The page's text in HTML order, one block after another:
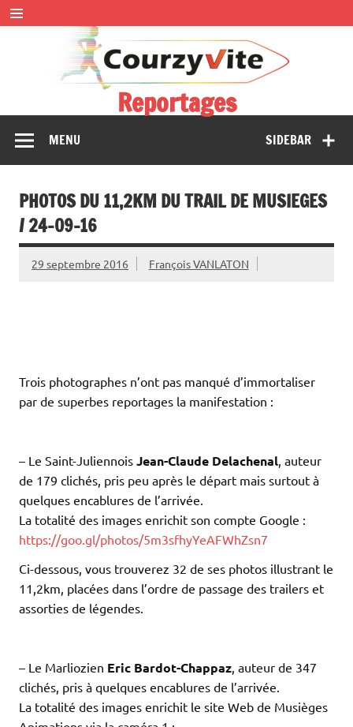
Skip
to
content
Reportages
SIDEBAR
MENU
PHOTOS DU 11,2KM DU TRAIL DE MUSIEGES
/ 24-09-16
29 septembre 2016 François VANLATON
Trois photographes n’ont pas manqué d’immortaliser
par de superbes reportages la manifestation :
– Le Saint-Juliennois Jean-Claude Delachenal, auteur
de 179 clichés, pris peu après le départ mais surtout à
quelques encablures de l’arrivée.
La totalité des images enrichit son compte Google :
https://goo.gl/photos/5m3sfhyYeAFWhZsn7
Ci-dessous, vous trouverez 32 de ses photos illustrant le
11,2km, placées dans l’ordre de passage des trailers et
assorties de légendes.
– Le Marliozien Eric Bardot-Chappaz, auteur de 347
clichés, pris à quelques encablures de l’arrivée.
La totalité des images enrichit le site Web de Musièges